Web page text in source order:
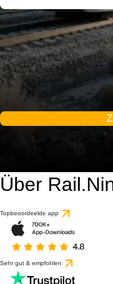
Über
Topbeoordeelde app
Sehr gut & empfohlen